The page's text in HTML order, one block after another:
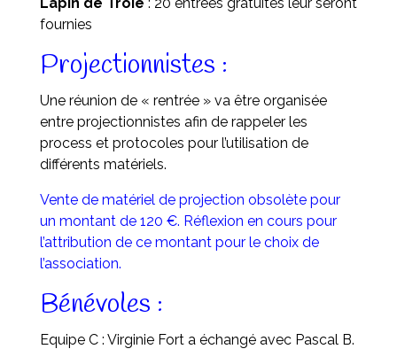
fournies
Projectionnistes :
Une réunion de « rentrée » va être organisée
entre projectionnistes afin de rappeler les
process et protocoles pour l’utilisation de
différents matériels.
Vente de matériel de projection obsolète pour
un montant de 120 €. Réflexion en cours pour
l’attribution de ce montant pour le choix de
l’association.
Bénévoles :
Equipe C : Virginie Fort a échangé avec Pascal B.